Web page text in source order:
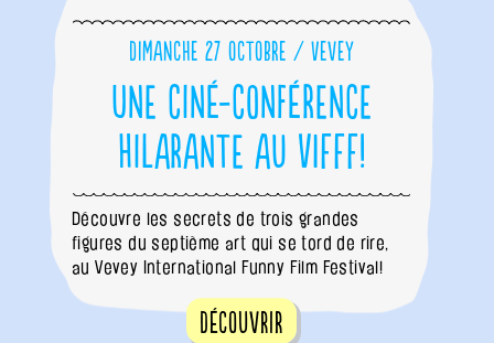
Dimanche 27 octobre / Vevey
Une ciné-conférence
hilarante au VIFFF!
Découvre les secrets de trois grandes
figures du septième art qui se tord de rire,
au Vevey International Funny Film Festival!
Découvrir